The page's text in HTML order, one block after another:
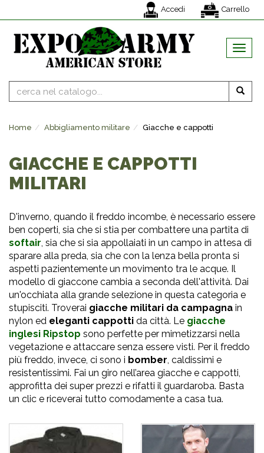
Accedi Carrello
MENU
Home Abbigliamento militare Giacche e cappotti
GIACCHE E CAPPOTTI
MILITARI
D'inverno, quando il freddo incombe, è necessario essere
ben coperti, sia che si stia per combattere una partita di
softair, sia che si sia appollaiati in un campo in attesa di
sparare alla preda, sia che con la lenza bella pronta si
aspetti pazientemente un movimento tra le acque. Il
modello di giaccone cambia a seconda dell'attività. Dai
un'occhiata alla grande selezione in questa categoria e
stupisciti. Troverai giacche militari da campagna in
nylon ed eleganti cappotti da città. Le giacche
inglesi Ripstop sono perfette per mimetizzarsi nella
vegetazione e attaccare senza essere visti. Per il freddo
più freddo, invece, ci sono i bomber, caldissimi e
resistentissimi. Fai un giro nell’area giacche e cappotti,
approfitta dei super prezzi e rifatti il guardaroba. Basta
un clic e riceverai tutto comodamente a casa tua.